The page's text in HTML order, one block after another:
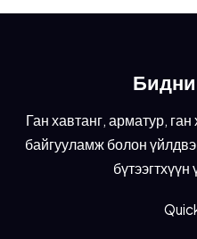
Ган хавтанг, арматур,
байгууламж болон
бүтээгтхүүн